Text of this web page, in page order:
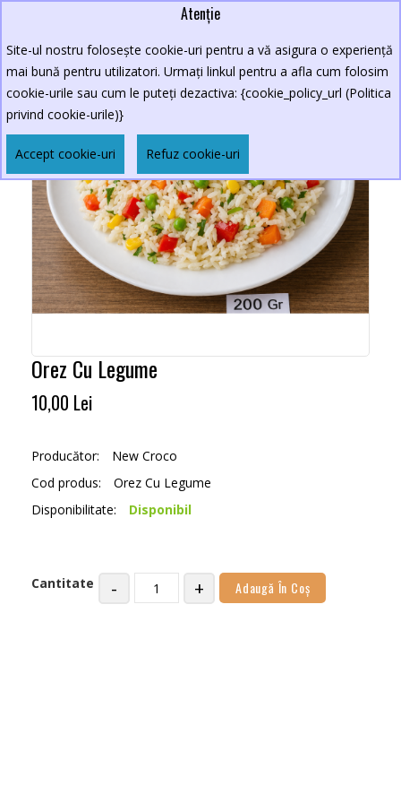
Atenție
Site-ul nostru folosește cookie-uri pentru a vă asigura o experiență
mai bună pentru utilizatori. Urmați linkul pentru a afla cum folosim
cookie-urile sau cum le puteți dezactiva: {cookie_policy_url (Politica
privind cookie-urile)}
Accept cookie-uri Refuz cookie-uri
Orez Cu Legume
10,00 Lei
Producător:
New Croco
Cod produs:
Orez Cu Legume
Disponibilitate:
Disponibil
Cantitate - + Adaugă În Coş